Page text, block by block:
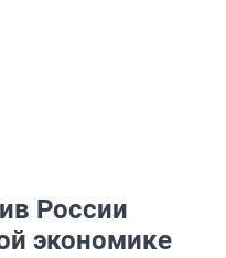
России
экономике